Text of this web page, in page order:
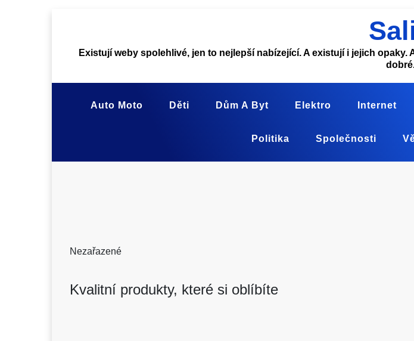
Existují weby spolehlivé, jen to nejlepší nabízející. A existují i jejich
Auto Moto Děti Dům A Byt Elektro Internet
Politika Společnosti
Nezařazené
Kvalitní produkty, které si oblíbíte